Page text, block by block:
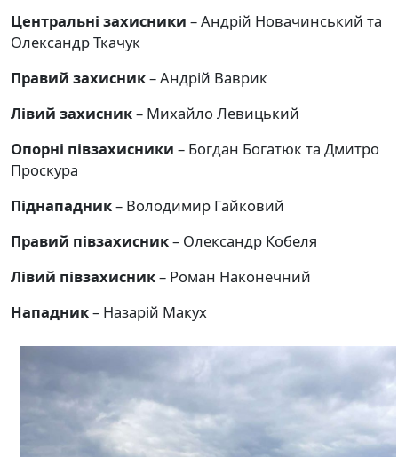
Центральні захисники – Андрій Новачинський та
Олександр Ткачук
Правий захисник– Андрій Ваврик
Лівий захисник– Михайло Левицький
Опорні півзахисники – Богдан Богатюк та Дмитро
Проскура
Піднападник– Володимир Гайковий
Правий півзахисник– Олександр Кобеля
Лівий півзахисник– Роман Наконечний
Нападник– Назарій Макух